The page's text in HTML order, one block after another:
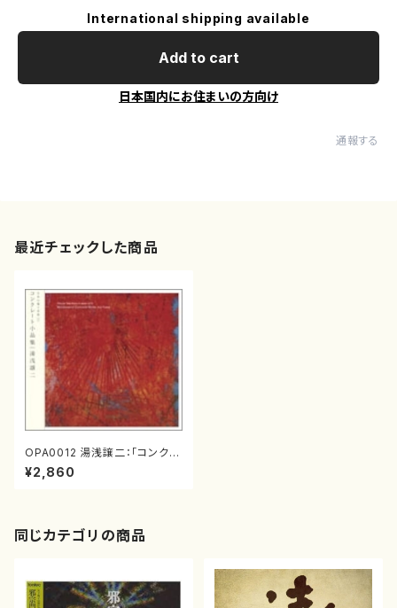
International shipping available
Add to cart
日本国内にお住まいの方向け
通報する
最近チェックした商品
OPA0012 湯浅譲二：「コンクレ
ート小品集」(電子音楽/湯浅譲
二/CD)
¥2,860
同じカテゴリの商品